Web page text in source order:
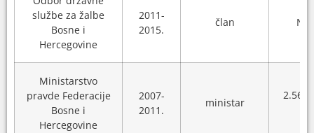
službe za žalbe
Bosne i
Hercegovine
2011-
2015.
član N/A
Ministarstvo
pravde Federacije
Bosne i
Hercegovine
2007-
2011.
ministar
2.564